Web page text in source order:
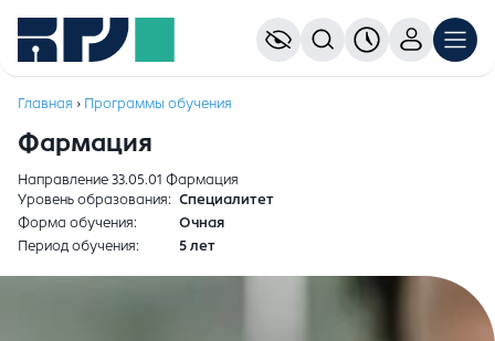
Главная › Программы обучения
Фармация
Направление 33.05.01 Фармация
Уровень образования
Специалитет
Форма обучения
Очная
Период обучения
5 лет